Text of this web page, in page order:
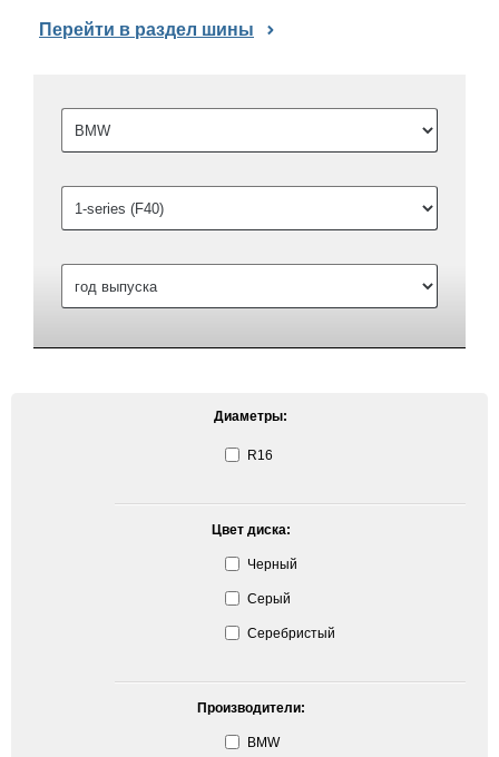
Перейти в раздел шины
Диаметры:
R16
Цвет диска:
Черный
Серый
Серебристый
Производители:
BMW